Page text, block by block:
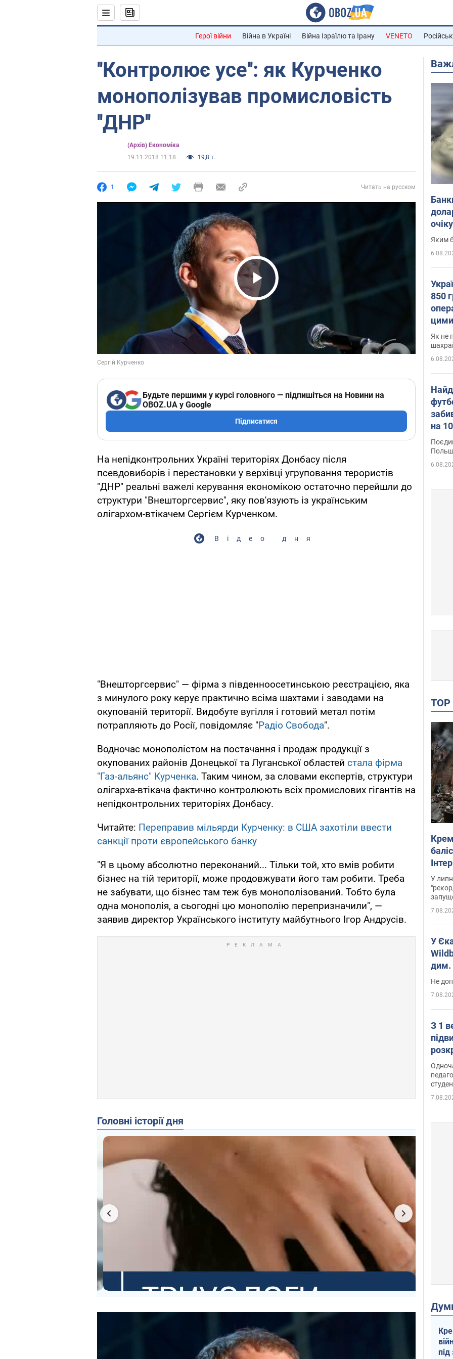
Герої війни Війна в Україні Війна Ізраїлю та Ірану VENETO
''Контролює усе'': як Курченко
монополізував промисловість
''ДНР''
(Архів) Економіка
19.11.2018 11:18
19,8 т.
1 Читать на русском
Play Video
Будьте першими у курсі головного — підпишіться на Новини на
OBOZ.UA у Google
Підписатися
На непідконтрольних Україні територіях Донбасу після
псевдовиборів і перестановки у верхівці угруповання терористів
"ДНР" реальні важелі керування економікою остаточно перейшли до
структури "Внешторгсервис", яку пов'язують із українським
олігархом-втікачем Сергієм Курченком.
Відео дня
"Внешторгсервис" — фірма з південноосетинською реєстрацією, яка
з минулого року керує практично всіма шахтами і заводами на
окупованій території. Видобуте вугілля і готовий метал потім
потрапляють до Росії, повідомляє "Радіо Свобода".
Водночас монополістом на постачання і продаж продукції з
окупованих районів Донецької та Луганської областей стала фірма
"Газ-альянс" Курченка. Таким чином, за словами експертів, структури
олігарха-втікача фактично контролюють всіх промислових гігантів на
непідконтрольних територіях Донбасу.
Читайте: Переправив мільярди Курченку: в США захотіли ввести
санкції проти європейського банку
"Я в цьому абсолютно переконаний... Тільки той, хто вмів робити
бізнес на тій території, може продовжувати його там робити. Треба
не забувати, що бізнес там теж був монополізований. Тобто була
одна монополія, а сьогодні цю монополію перепризначили", —
заявив директор Українського інституту майбутнього Ігор Андрусів.
Головні історії дня
Яким
850
Як не
на
Відео
У
У
дим.
Не
З 1